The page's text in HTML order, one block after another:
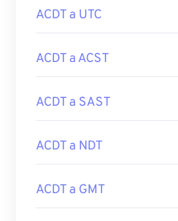
ACDT a UTC
ACDT a ACST
ACDT a SAST
ACDT a NDT
ACDT a GMT